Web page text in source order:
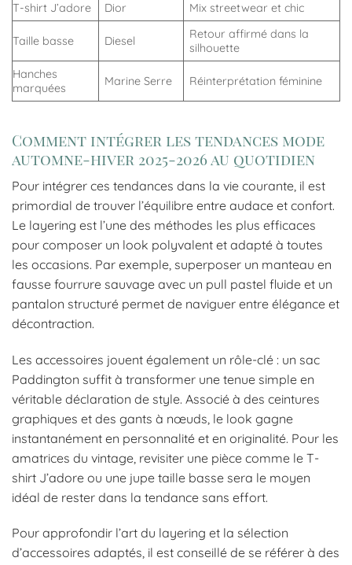
T-shirt J’adore
Dior Mix streetwear et chic
Taille basse Diesel
Retour affirmé dans la
silhouette
Hanches
marquées
Marine Serre Réinterprétation féminine
Comment intégrer les tendances mode
automne-hiver 2025-2026 au quotidien
Pour intégrer ces tendances dans la vie courante, il est
primordial de trouver l’équilibre entre audace et confort.
Le layering est l’une des méthodes les plus efficaces
pour composer un look polyvalent et adapté à toutes
les occasions. Par exemple, superposer un manteau en
fausse fourrure sauvage avec un pull pastel fluide et un
pantalon structuré permet de naviguer entre élégance et
décontraction.
Les accessoires jouent également un rôle-clé : un sac
Paddington suffit à transformer une tenue simple en
véritable déclaration de style. Associé à des ceintures
graphiques et des gants à nœuds, le look gagne
instantanément en personnalité et en originalité. Pour les
amatrices du vintage, revisiter une pièce comme le T-
shirt J’adore ou une jupe taille basse sera le moyen
idéal de rester dans la tendance sans effort.
Pour approfondir l’art du layering et la sélection
d’accessoires adaptés, il est conseillé de se référer à des